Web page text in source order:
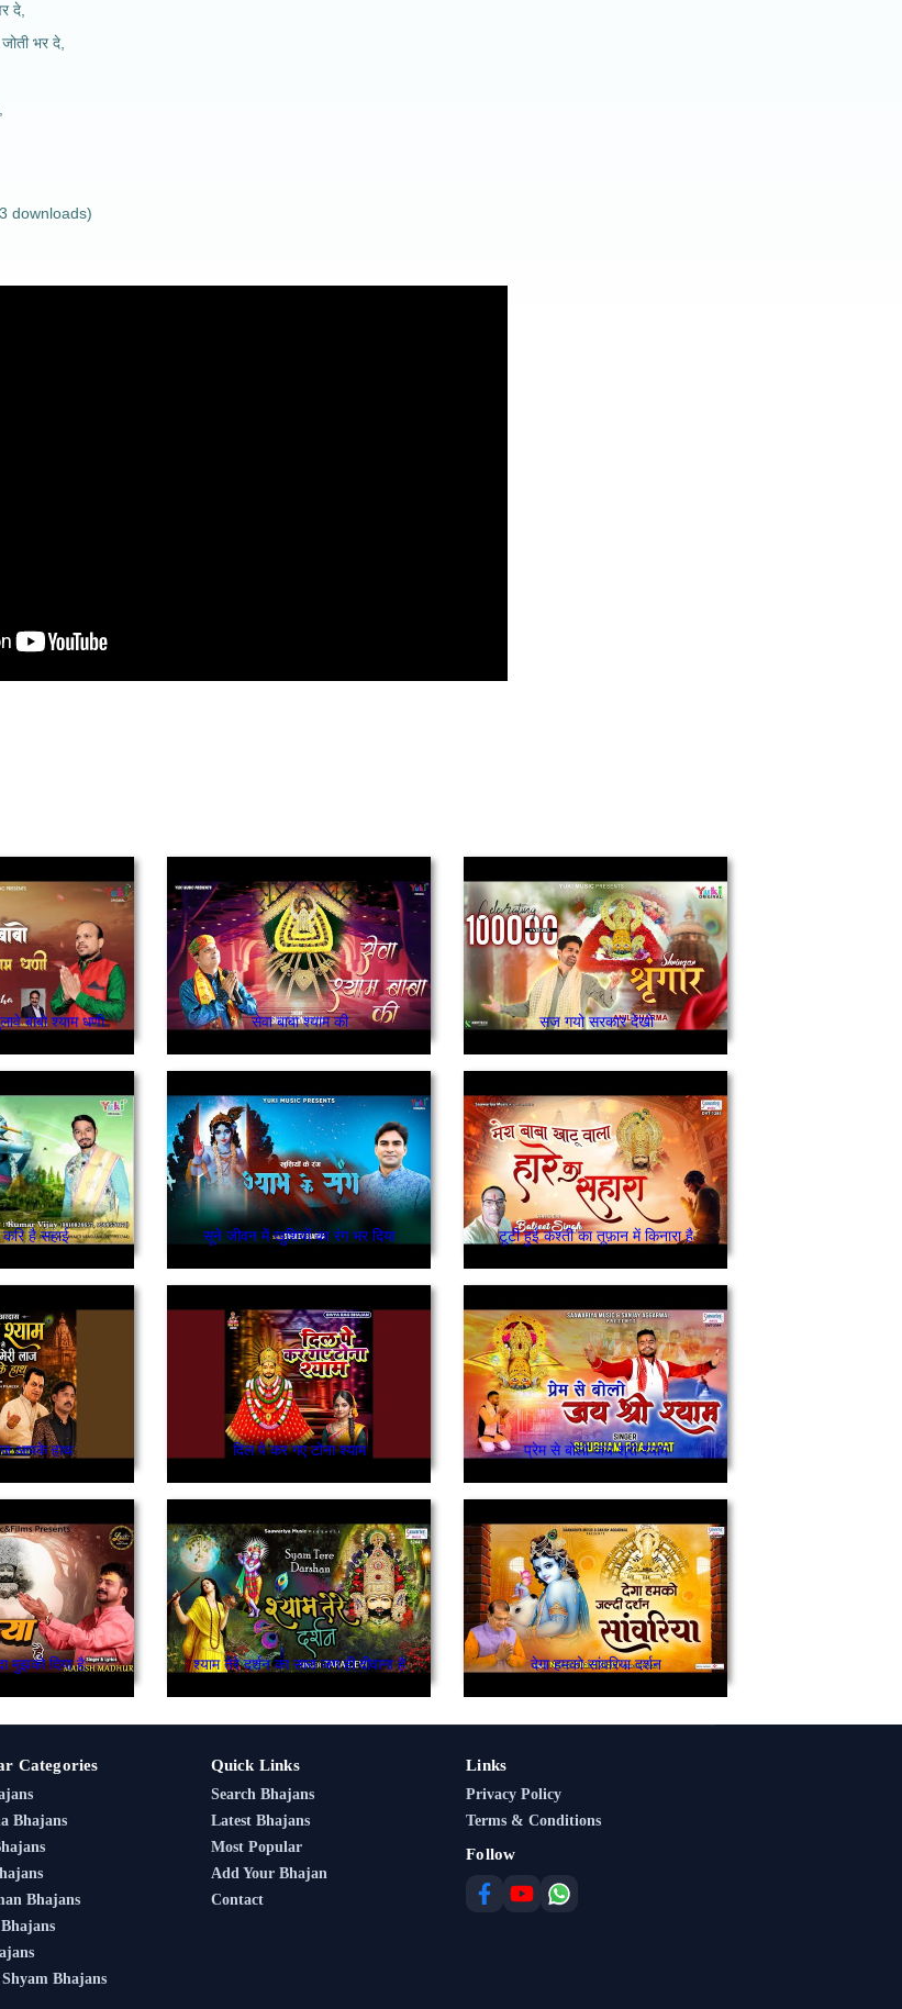
दे,
भर दे,
downloads)
बाबो श्याम धणी सेवा बाबा श्याम की सज गयो सरकार देखो
करि है सहाई सूने जीवन में खुशियों का रंग भर दिया टूटी हुई कश्ती का तूफ़ान में किनारा है
आपके हाथ दिल पे कर गए टोना श्याम प्रेम से बोलो जय श्री श्याम
मुझको दिया है श्याम तेरे दर्शन का सारा जग ही दीवाना है देगा हमको सांवरिया दर्शन
Categories
Bhajans
Bhajans
Bhajans
Quick Links
Search Bhajans
Latest Bhajans
Most Popular
Add Your Bhajan
Contact
Links
Privacy Policy
Terms & Conditions
Follow